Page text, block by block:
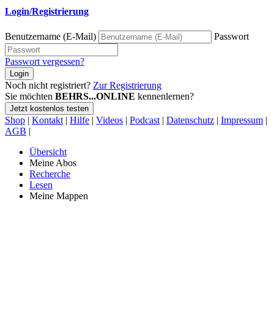
Login/Registrierung
Benutzername (E-Mail) Passwort
Passwort vergessen?
Login
Noch nicht registriert? Zur Registrierung
Sie möchten BEHRS...ONLINE kennenlernen?
Jetzt kostenlos testen
Shop | Kontakt | Hilfe | Videos | Podcast | Datenschutz | Impressum |
AGB |
Übersicht
Meine Abos
Recherche
Lesen
Meine Mappen